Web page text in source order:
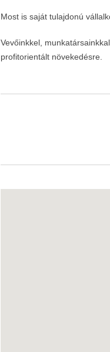
Most is saját tulajdonú
Vevőinkkel,
profitorientált növekedésre.